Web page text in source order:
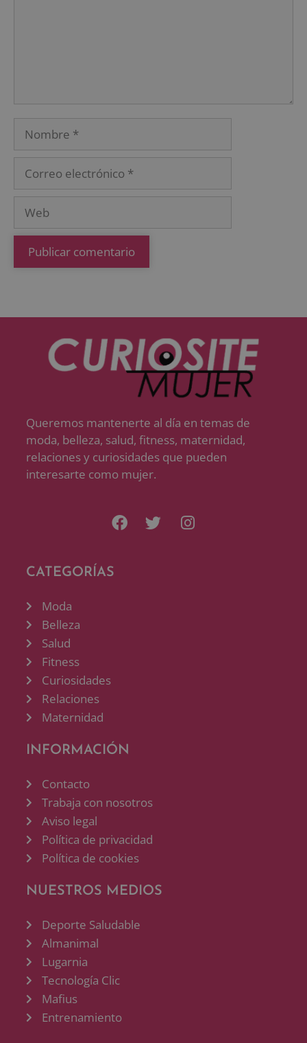
Queremos mantenerte al día en temas de
moda, belleza, salud, fitness, maternidad,
relaciones y curiosidades que pueden
interesarte como mujer.
CATEGORÍAS
Moda
Belleza
Salud
Fitness
Curiosidades
Relaciones
Maternidad
INFORMACIÓN
Contacto
Trabaja con nosotros
Aviso legal
Política de privacidad
Política de cookies
NUESTROS MEDIOS
Deporte Saludable
Almanimal
Lugarnia
Tecnología Clic
Mafius
Entrenamiento